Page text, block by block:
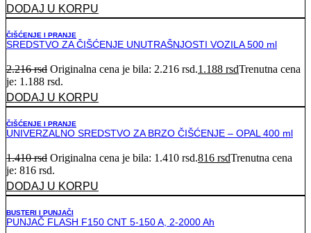
DODAJ U KORPU
ČIŠĆENJE I PRANJE
SREDSTVO ZA ČIŠĆENJE UNUTRAŠNJOSTI VOZILA 500 ml
2.216rsd Originalna cena je bila: 2.216 rsd.1.188 rsdTrenutna cena
je: 1.188 rsd.
DODAJ U KORPU
ČIŠĆENJE I PRANJE
UNIVERZALNO SREDSTVO ZA BRZO ČIŠĆENJE – OPAL 400 ml
1.410rsd Originalna cena je bila: 1.410 rsd.816 rsdTrenutna cena
je: 816 rsd.
DODAJ U KORPU
BUSTERI I PUNJAČI
PUNJAČ FLASH F150 CNT 5-150 A, 2-2000 Ah